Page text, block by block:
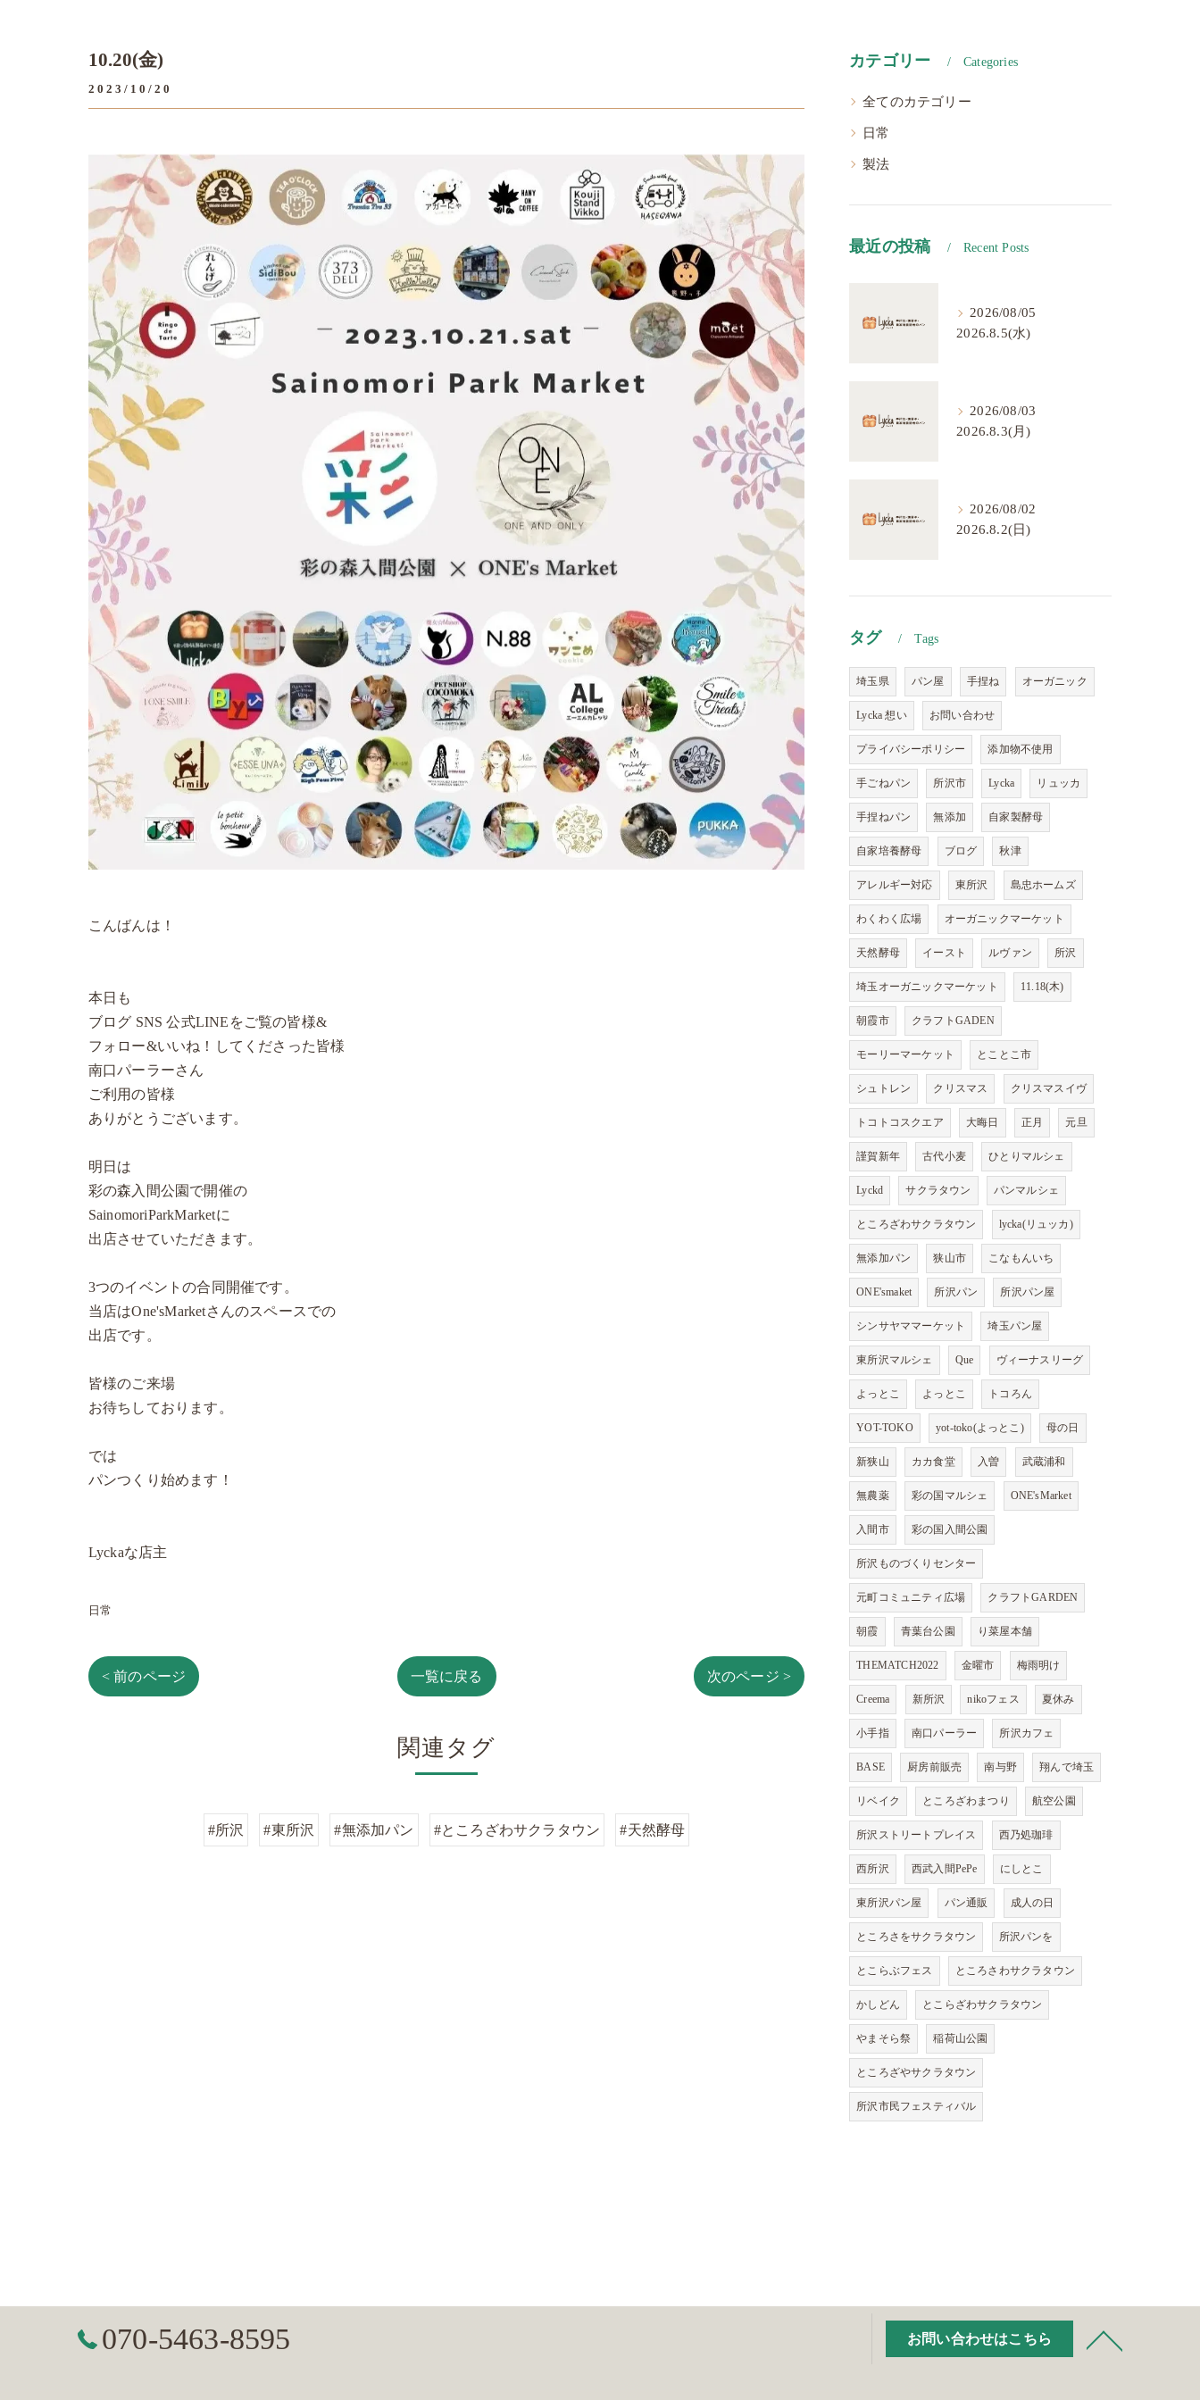
10.20(金)
2023/10/20
こんばんは！
本日も
ブログ SNS 公式LINEをご覧の皆様&
フォロー&いいね！してくださった皆様
南口パーラーさん
ご利用の皆様
ありがとうございます。
明日は
彩の森入間公園で開催の
SainomoriParkMarketに
出店させていただきます。
3つのイベントの合同開催です。
当店はOne'sMarketさんのスペースでの
出店です。
皆様のご来場
お待ちしております。
では
パンつくり始めます！
Lyckaな店主
日常
< 前のページ 一覧に戻る 次のページ >
関連タグ
#所沢 #東所沢 #無添加パン #ところざわサクラタウン #天然酵母
カテゴリー Categories
全てのカテゴリー
日常
製法
最近の投稿 Recent Posts
2026/08/05
2026.8.5(水)
2026/08/03
2026.8.3(月)
2026/08/02
2026.8.2(日)
タグ Tags
埼玉県 パン屋 手捏ね オーガニック
Lycka 想い お問い合わせ
プライバシーポリシー 添加物不使用
手ごねパン 所沢市 Lycka リュッカ
手捏ねパン 無添加 自家製酵母
自家培養酵母 ブログ 秋津
アレルギー対応 東所沢 島忠ホームズ
わくわく広場 オーガニックマーケット
天然酵母 イースト ルヴァン 所沢
埼玉オーガニックマーケット 11.18(木)
朝霞市 クラフトGADEN
モーリーマーケット とことこ市
シュトレン クリスマス クリスマスイヴ
トコトコスクエア 大晦日 正月 元旦
謹賀新年 古代小麦 ひとりマルシェ
Lyckd サクラタウン パンマルシェ
ところざわサクラタウン lycka(リュッカ)
無添加パン 狭山市 こなもんいち
ONE'smaket 所沢パン 所沢パン屋
シンサヤママーケット 埼玉パン屋
東所沢マルシェ Que ヴィーナスリーグ
よっとこ よっとこ トコろん
YOT-TOKO yot-toko(よっとこ) 母の日
新狭山 カカ食堂 入曽 武蔵浦和
無農薬 彩の国マルシェ ONE'sMarket
入間市 彩の国入間公園
所沢ものづくりセンター
元町コミュニティ広場 クラフトGARDEN
朝霞 青葉台公園 り菜屋本舗
THEMATCH2022 金曜市 梅雨明け
Creema 新所沢 nikoフェス 夏休み
小手指 南口パーラー 所沢カフェ
BASE 厨房前販売 南与野 翔んで埼玉
リベイク ところざわまつり 航空公園
所沢ストリートプレイス 西乃処珈琲
西所沢 西武入間PePe にしとこ
東所沢パン屋 パン通販 成人の日
ところさをサクラタウン 所沢パンを
とこらぶフェス ところさわサクラタウン
かしどん とこらざわサクラタウン
やまそら祭 稲荷山公園
ところざやサクラタウン
所沢市民フェスティバル
070-5463-8595 お問い合わせはこちら